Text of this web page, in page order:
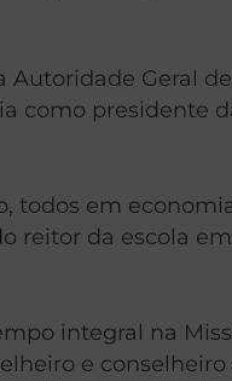
Geral
como presidente
em
da escola
integral na
e